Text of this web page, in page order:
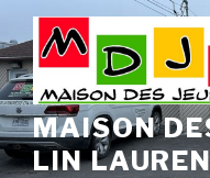
au
contenu
principal
MAISON
LIN